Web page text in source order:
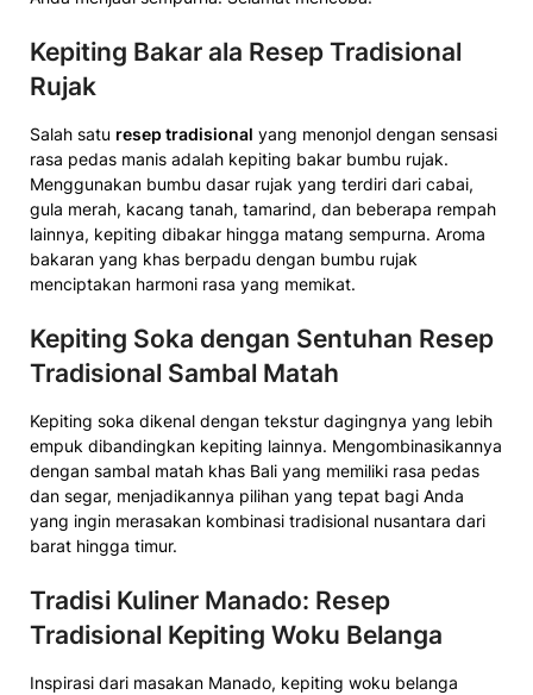
Kepiting Bakar ala Resep Tradisional
Rujak
Salah satu resep tradisional yang menonjol dengan sensasi
rasa pedas manis adalah kepiting bakar bumbu rujak.
Menggunakan bumbu dasar rujak yang terdiri dari cabai,
gula merah, kacang tanah, tamarind, dan beberapa rempah
lainnya, kepiting dibakar hingga matang sempurna. Aroma
bakaran yang khas berpadu dengan bumbu rujak
menciptakan harmoni rasa yang memikat.
Kepiting Soka dengan Sentuhan Resep
Tradisional Sambal Matah
Kepiting soka dikenal dengan tekstur dagingnya yang lebih
empuk dibandingkan kepiting lainnya. Mengombinasikannya
dengan sambal matah khas Bali yang memiliki rasa pedas
dan segar, menjadikannya pilihan yang tepat bagi Anda
yang ingin merasakan kombinasi tradisional nusantara dari
barat hingga timur.
Tradisi Kuliner Manado: Resep
Tradisional Kepiting Woku Belanga
Inspirasi dari masakan Manado, kepiting woku belanga